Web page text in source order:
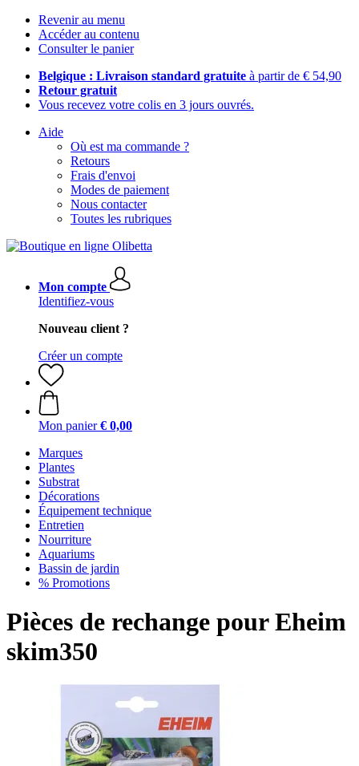
Revenir au menu
Accéder au contenu
Consulter le panier
Belgique : Livraison standard gratuite à partir de € 54,90
Retour gratuit
Vous recevez votre colis en 3 jours ouvrés.
Aide
Où est ma commande ?
Retours
Frais d'envoi
Modes de paiement
Nous contacter
Toutes les rubriques
Mon compte
Identifiez-vous
Nouveau client ?
Créer un compte
Mon panier € 0,00
Marques
Plantes
Substrat
Décorations
Équipement technique
Entretien
Nourriture
Aquariums
Bassin de jardin
% Promotions
Pièces de rechange pour Eheim
skim350